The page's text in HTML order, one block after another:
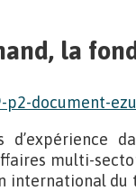
la
multi-
international